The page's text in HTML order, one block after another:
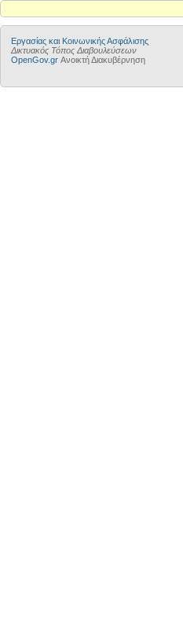
Εργασίας και Κοινωνικής Ασφάλισης
Δικτυακός Τόπος Διαβουλεύσεων
OpenGov.gr Ανοικτή Διακυβέρνηση